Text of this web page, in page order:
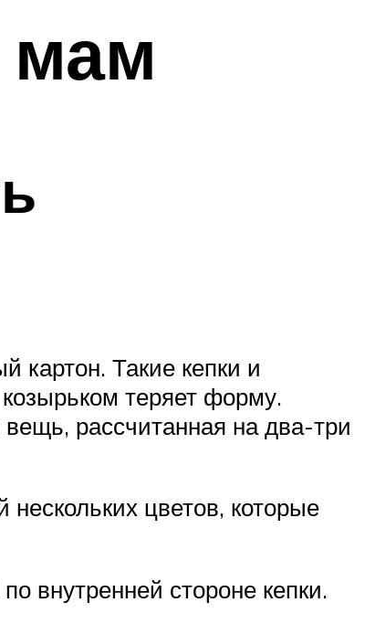
мам
картон. Такие кепки и
теряет форму.
вещь, рассчитанная на два-три
нескольких цветов, которые
внутренней стороне кепки.